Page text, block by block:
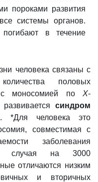
пороками развития
системы органов.
в течение
человека связаны с
половых
моносомией по Х-
развиваетсясиндром
. *Для человека это
совместимая с
заболевания
случая на 3000
отличаются низким
и вторичных